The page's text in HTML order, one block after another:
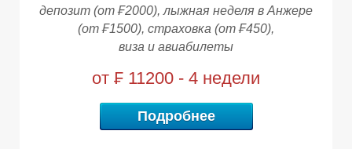
депозит (от ₣2000), лыжная неделя в Анжере
(от₣1500), страховка (от₣450),
виза и авиабилеты
от ₣ 11200 - 4 недели
Подробнее